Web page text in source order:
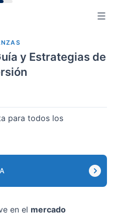
y Estrategias de
para todos los
en el mercado